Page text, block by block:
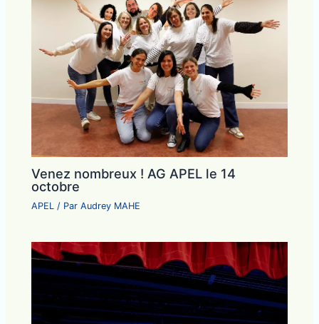
Venez nombreux ! AG APEL le 14
octobre
APEL / ParAudrey MAHE